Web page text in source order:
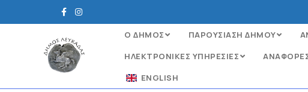
Ο ΔΗΜΟΣ ΠΑΡΟΥΣΙΑΣΗ ΔΗΜΟΥ
ΗΛΕΚΤΡΟΝΙΚΈΣ ΥΠΗΡΕΣΊΕΣ
ENGLISH